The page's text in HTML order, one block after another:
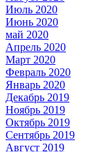
Июль 2020
Июнь 2020
май 2020
Апрель 2020
Март 2020
Февраль 2020
Январь 2020
Декабрь 2019
Ноябрь 2019
Октябрь 2019
Сентябрь 2019
Август 2019